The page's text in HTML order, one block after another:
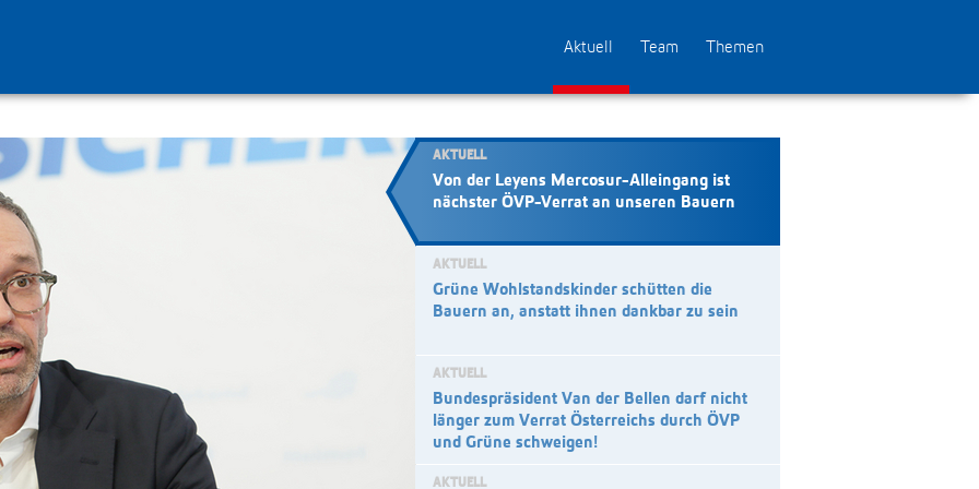
Aktuell Team Themen
AKTUELL
Von der Leyens Mercosur-Alleingang ist
nächster ÖVP-Verrat an unseren Bauern
AKTUELL
Grüne Wohlstandskinder schütten die
Bauern an, anstatt ihnen dankbar zu sein
AKTUELL
Bundespräsident Van der Bellen darf nicht
länger zum Verrat Österreichs durch ÖVP
und Grüne schweigen!
AKTUELL